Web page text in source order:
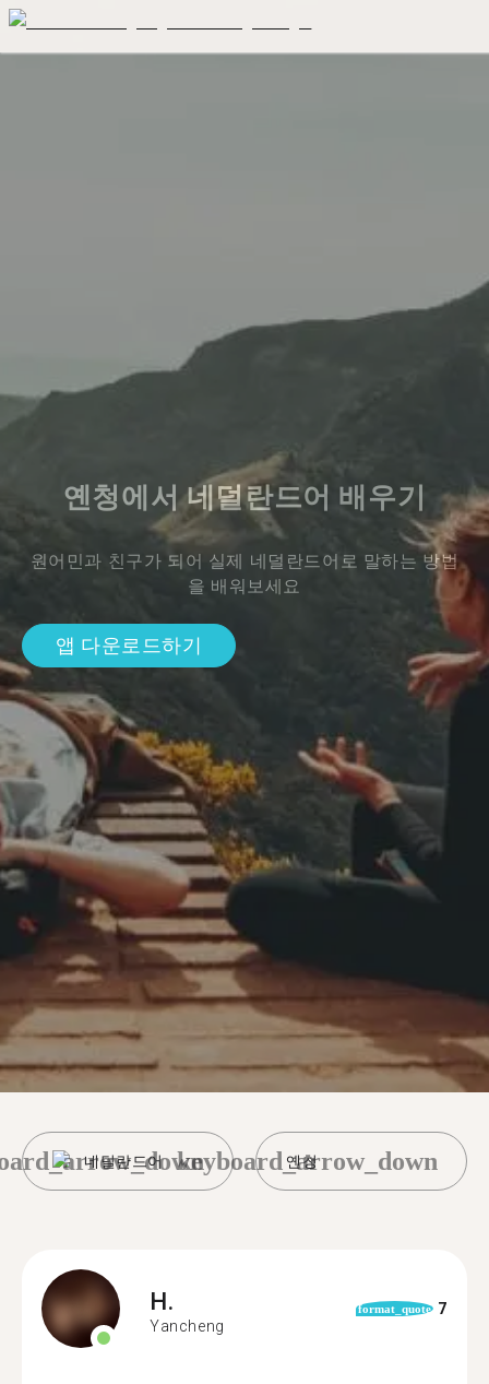
옌청에서 네덜란드어 배우기
원어민과 친구가 되어 실제 네덜란드어로 말하는 방법
을 배워보세요
앱 다운로드하기
네덜란드어 옌청
keyboard_arrow_down
H.
Yancheng
format_quote 7